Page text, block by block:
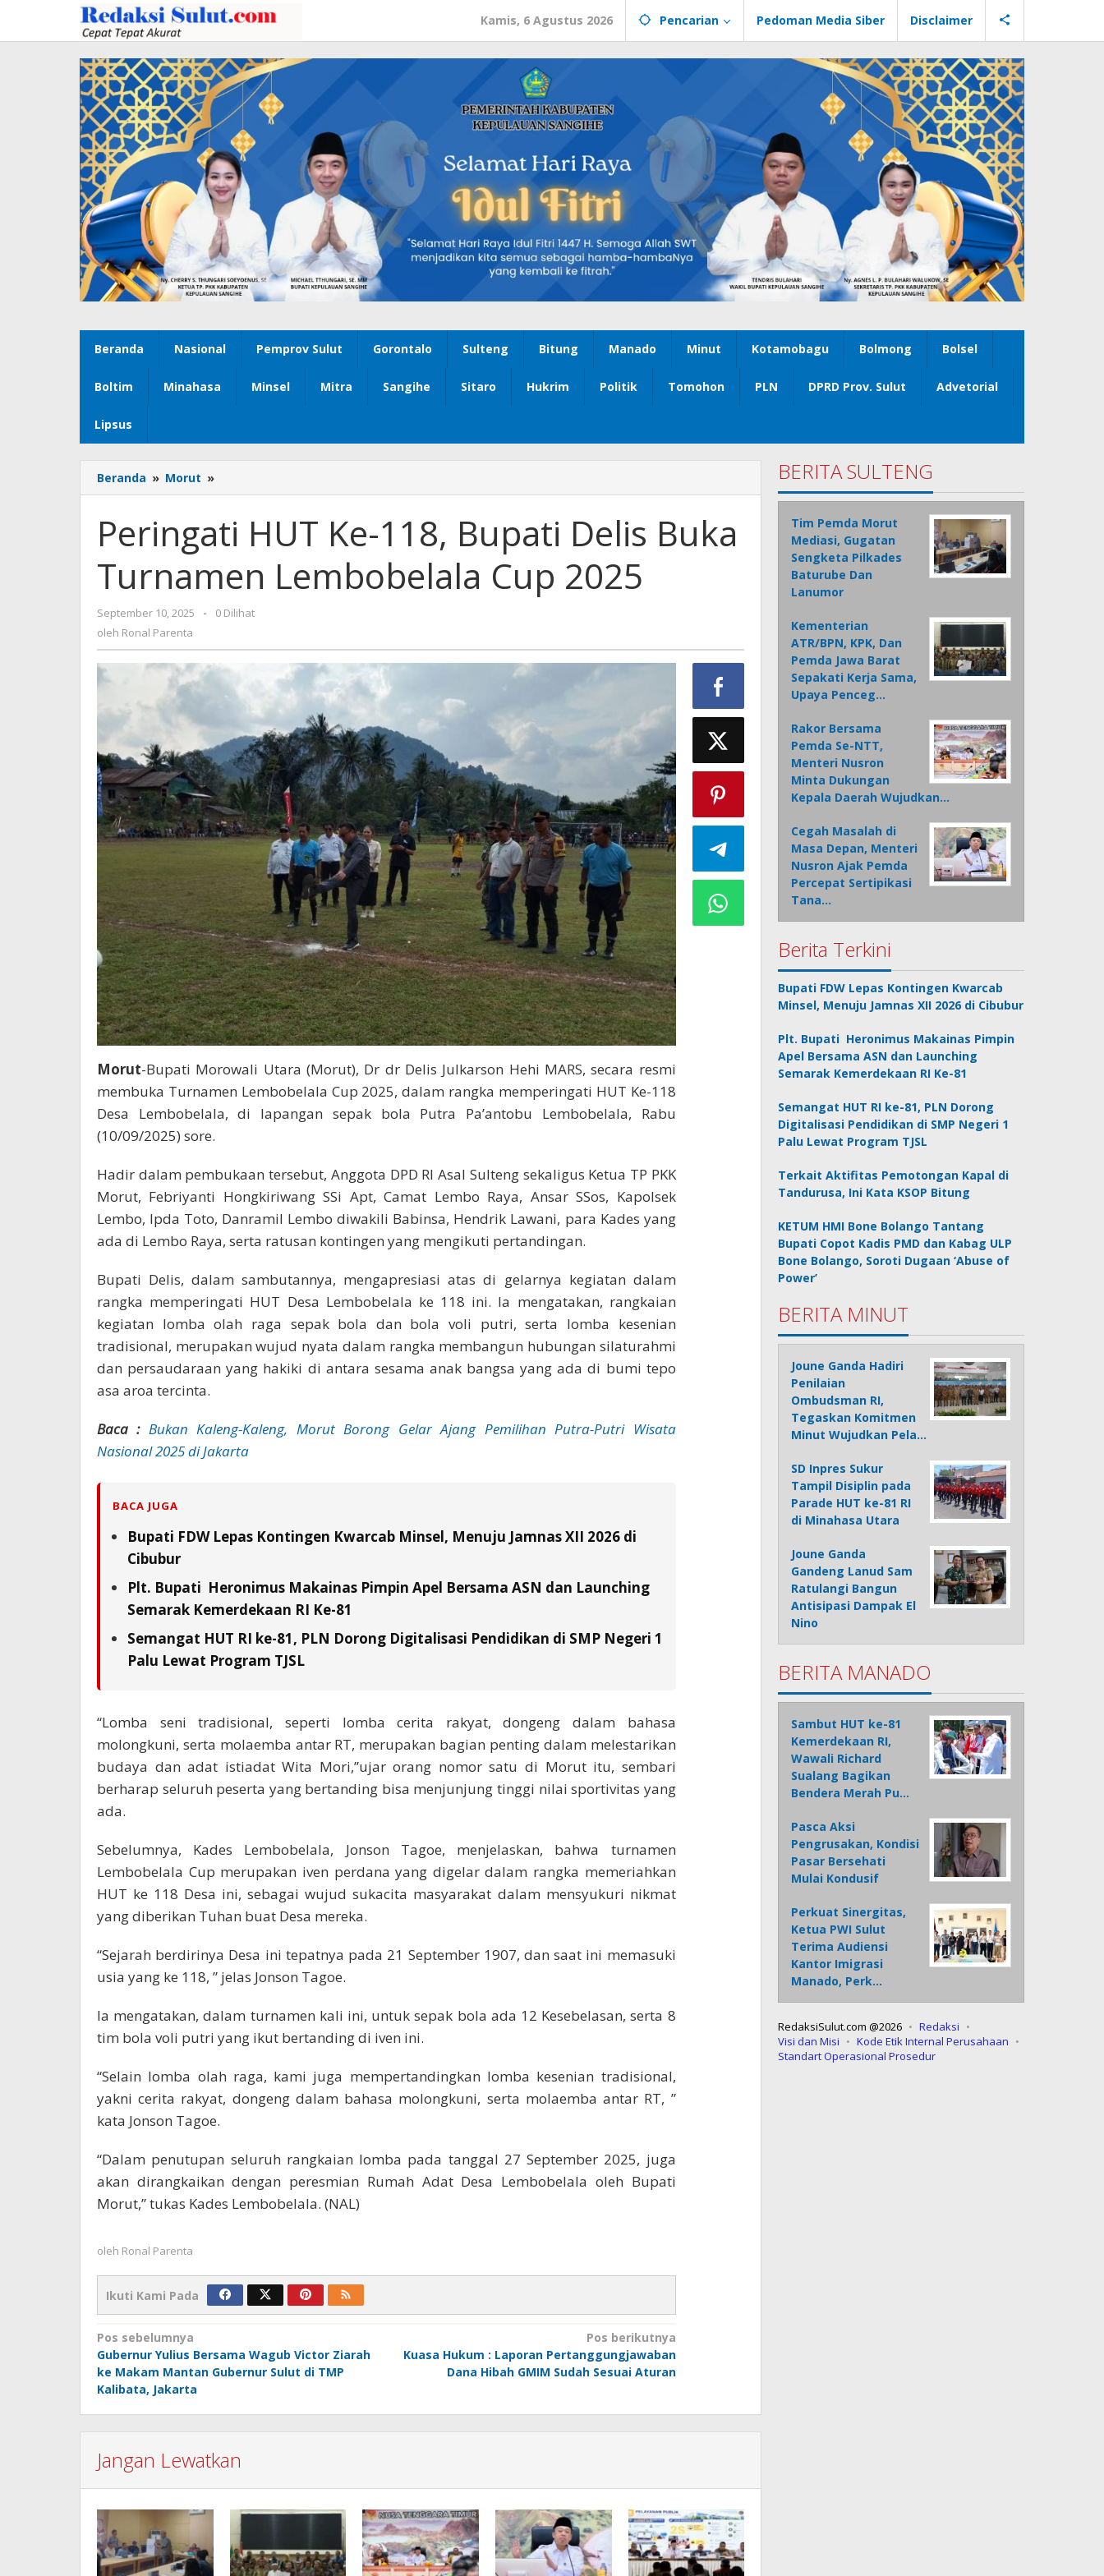
konten
Kamis, 6 Agustus 2026 Pencarian Pedoman Media Siber Disclaimer
Beranda Nasional Pemprov Sulut Gorontalo Sulteng Bitung Manado Minut Kotamobagu Bolmong Bolsel
Boltim Minahasa Minsel Mitra Sangihe Sitaro Hukrim Politik Tomohon PLN DPRD Prov. Sulut Advetorial
Lipsus
Beranda » Morut »
HUT
118,
Bupati
Buka
Lembobelala
2025
Peringati HUT Ke-118, Bupati Delis Buka
Turnamen Lembobelala Cup 2025
September 10, 2025
oleh
-
0 Dilihat
oleh Ronal Parenta
Morut-Bupati Morowali Utara (Morut), Dr dr Delis Julkarson Hehi MARS, secara resmi
membuka Turnamen Lembobelala Cup 2025, dalam rangka memperingati HUT Ke-118
Desa Lembobelala, di lapangan sepak bola Putra Pa’antobu Lembobelala, Rabu
(10/09/2025) sore.
Hadir dalam pembukaan tersebut, Anggota DPD RI Asal Sulteng sekaligus Ketua TP PKK
Morut, Febriyanti Hongkiriwang SSi Apt, Camat Lembo Raya, Ansar SSos, Kapolsek
Lembo, Ipda Toto, Danramil Lembo diwakili Babinsa, Hendrik Lawani, para Kades yang
ada di Lembo Raya, serta ratusan kontingen yang mengikuti pertandingan.
Bupati Delis, dalam sambutannya, mengapresiasi atas di gelarnya kegiatan dalam
rangka memperingati HUT Desa Lembobelala ke 118 ini. Ia mengatakan, rangkaian
kegiatan lomba olah raga sepak bola dan bola voli putri, serta lomba kesenian
tradisional, merupakan wujud nyata dalam rangka membangun hubungan silaturahmi
dan persaudaraan yang hakiki di antara sesama anak bangsa yang ada di bumi tepo
asa aroa tercinta.
Baca : Bukan Kaleng-Kaleng, Morut Borong Gelar Ajang Pemilihan Putra-Putri Wisata
Nasional 2025 di Jakarta
BACA JUGA
Bupati FDW Lepas Kontingen Kwarcab Minsel, Menuju Jamnas XII 2026 di
Cibubur
Plt. Bupati Heronimus Makainas Pimpin Apel Bersama ASN dan Launching
Semarak Kemerdekaan RI Ke-81
Semangat HUT RI ke-81, PLN Dorong Digitalisasi Pendidikan di SMP Negeri 1
Palu Lewat Program TJSL
“Lomba seni tradisional, seperti lomba cerita rakyat, dongeng dalam bahasa
molongkuni, serta molaemba antar RT, merupakan bagian penting dalam melestarikan
budaya dan adat istiadat Wita Mori,”ujar orang nomor satu di Morut itu, sembari
berharap seluruh peserta yang bertanding bisa menjunjung tinggi nilai sportivitas yang
ada.
Sebelumnya, Kades Lembobelala, Jonson Tagoe, menjelaskan, bahwa turnamen
Lembobelala Cup merupakan iven perdana yang digelar dalam rangka memeriahkan
HUT ke 118 Desa ini, sebagai wujud sukacita masyarakat dalam mensyukuri nikmat
yang diberikan Tuhan buat Desa mereka.
“Sejarah berdirinya Desa ini tepatnya pada 21 September 1907, dan saat ini memasuki
usia yang ke 118, ” jelas Jonson Tagoe.
Ia mengatakan, dalam turnamen kali ini, untuk sepak bola ada 12 Kesebelasan, serta 8
tim bola voli putri yang ikut bertanding di iven ini.
“Selain lomba olah raga, kami juga mempertandingkan lomba kesenian tradisional,
yakni cerita rakyat, dongeng dalam bahasa molongkuni, serta molaemba antar RT, ”
kata Jonson Tagoe.
“Dalam penutupan seluruh rangkaian lomba pada tanggal 27 September 2025, juga
akan dirangkaikan dengan peresmian Rumah Adat Desa Lembobelala oleh Bupati
Morut,” tukas Kades Lembobelala. (NAL)
oleh Ronal Parenta
Ikuti Kami Pada
Navigasi
pos
Pos sebelumnya
Gubernur Yulius Bersama Wagub Victor Ziarah
ke Makam Mantan Gubernur Sulut di TMP
Kalibata, Jakarta
Pos berikutnya
Kuasa Hukum : Laporan Pertanggungjawaban
Dana Hibah GMIM Sudah Sesuai Aturan
Jangan Lewatkan
BERITA SULTENG
Tim Pemda Morut
Mediasi, Gugatan
Sengketa Pilkades
Baturube Dan
Lanumor
Kementerian
ATR/BPN, KPK, Dan
Pemda Jawa Barat
Sepakati Kerja Sama,
Upaya Penceg…
Rakor Bersama
Pemda Se-NTT,
Menteri Nusron
Minta Dukungan
Kepala Daerah Wujudkan…
Cegah Masalah di
Masa Depan, Menteri
Nusron Ajak Pemda
Percepat Sertipikasi
Tana…
Berita Terkini
Bupati FDW Lepas Kontingen Kwarcab
Minsel, Menuju Jamnas XII 2026 di Cibubur
Plt. Bupati Heronimus Makainas Pimpin
Apel Bersama ASN dan Launching
Semarak Kemerdekaan RI Ke-81
Semangat HUT RI ke-81, PLN Dorong
Digitalisasi Pendidikan di SMP Negeri 1
Palu Lewat Program TJSL
Terkait Aktifitas Pemotongan Kapal di
Tandurusa, Ini Kata KSOP Bitung
KETUM HMI Bone Bolango Tantang
Bupati Copot Kadis PMD dan Kabag ULP
Bone Bolango, Soroti Dugaan ‘Abuse of
Power’
BERITA MINUT
Joune Ganda Hadiri
Penilaian
Ombudsman RI,
Tegaskan Komitmen
Minut Wujudkan Pela…
SD Inpres Sukur
Tampil Disiplin pada
Parade HUT ke-81 RI
di Minahasa Utara
Joune Ganda
Gandeng Lanud Sam
Ratulangi Bangun
Antisipasi Dampak El
Nino
BERITA MANADO
Sambut HUT ke-81
Kemerdekaan RI,
Wawali Richard
Sualang Bagikan
Bendera Merah Pu…
Pasca Aksi
Pengrusakan, Kondisi
Pasar Bersehati
Mulai Kondusif
Perkuat Sinergitas,
Ketua PWI Sulut
Terima Audiensi
Kantor Imigrasi
Manado, Perk…
RedaksiSulut.com @2026
Redaksi
Visi dan Misi
Kode Etik Internal Perusahaan
Standart Operasional Prosedur